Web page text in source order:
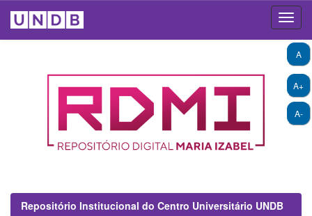
A+
A-
A
Repositório Institucional do Centro Universitário UNDB